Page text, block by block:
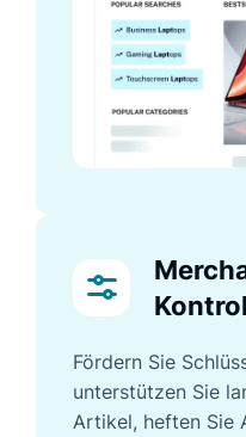
Fördern Sie
unterstützen Sie
Artikel, heften Sie